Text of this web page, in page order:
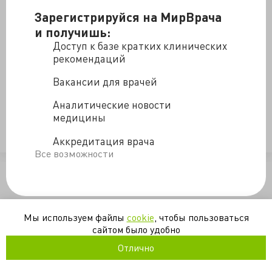
Зарегистрируйся на МирВрача
и получишь:
Доступ к базе кратких клинических
рекомендаций
Вакансии для врачей
Аналитические новости
медицины
Аккредитация врача
Все возможности
Кроме лекарств.
Этому едва 5% оставляют.
Тоде для начальства. Потому что начальство дерьмом
не лечится ...
https://valkiriarf.livejournal.com/1896429.html
Мы используем файлы cookie , чтобы пользоваться
сайтом было удобно
Отлично